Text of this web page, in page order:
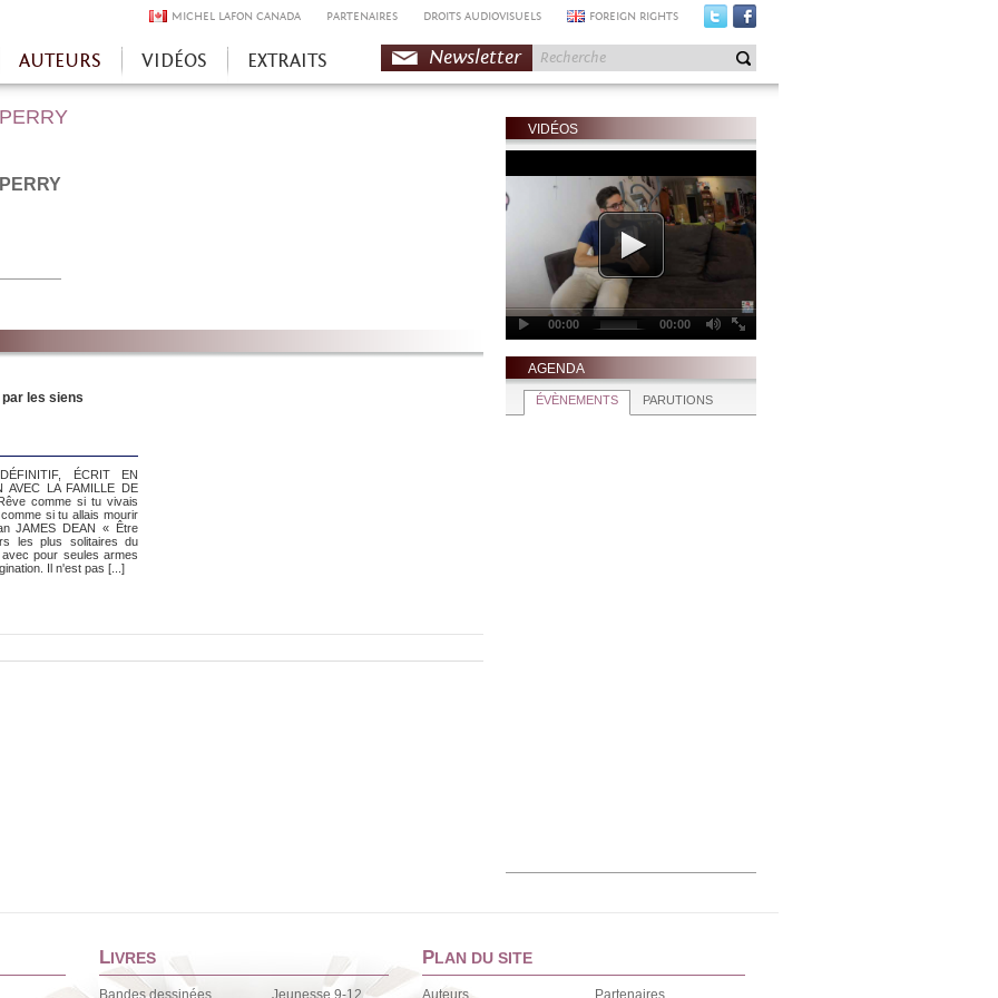
MICHEL LAFON CANADA PARTENAIRES DROITS AUDIOVISUELS FOREIGN RIGHTS
AUTEURS VIDÉOS EXTRAITS Newsletter
les siens
ÉCRIT EN
AVEC LA FAMILLE DE
comme si tu vivais
si tu allais mourir
JAMES DEAN « Être
les plus solitaires du
pour seules armes
Il n'est pas [...]
VIDÉOS
AGENDA
ÉVÈNEMENTS PARUTIONS
LIVRES
Bandes dessinées Jeunesse 9-12
PLAN DU SITE
Auteurs Partenaires